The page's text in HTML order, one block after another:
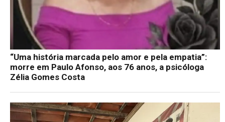
“Uma história marcada pelo amor e pela empatia”:
morre em Paulo Afonso, aos 76 anos, a psicóloga
Zélia Gomes Costa